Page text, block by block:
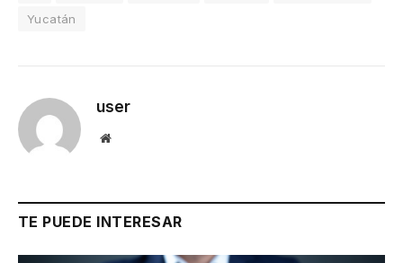
Yucatán
user
Website
TE PUEDE INTERESAR